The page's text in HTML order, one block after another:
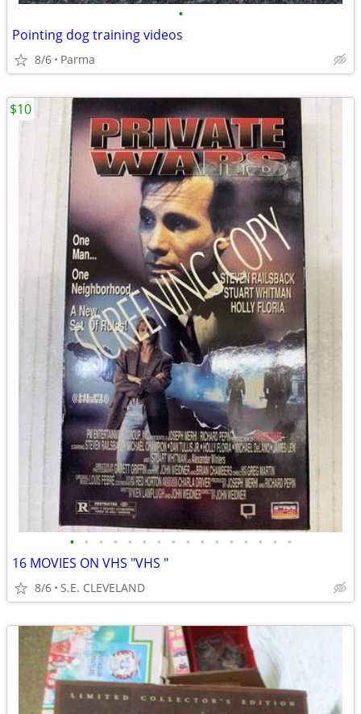
•
Pointing dog training videos
8/6 Parma
• • • • • • • • • • • • • • • •
16 MOVIES ON VHS "VHS "
8/6 S.E. CLEVELAND
$10